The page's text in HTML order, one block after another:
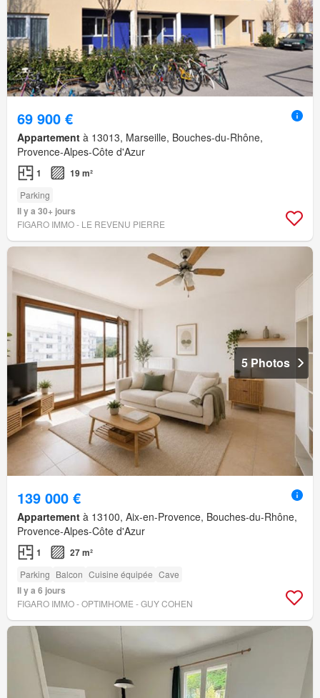
69 900 €
Appartement à 13013, Marseille, Bouches-du-Rhône,
Provence-Alpes-Côte d'Azur
1 19 m²
Parking
Il y a 30+ jours
FIGARO IMMO - LE REVENU PIERRE
5 Photos
139 000 €
Appartement à 13100, Aix-en-Provence, Bouches-du-Rhône,
Provence-Alpes-Côte d'Azur
1 27 m²
Parking Balcon Cuisine équipée Cave
Il y a 6 jours
FIGARO IMMO - OPTIMHOME - GUY COHEN